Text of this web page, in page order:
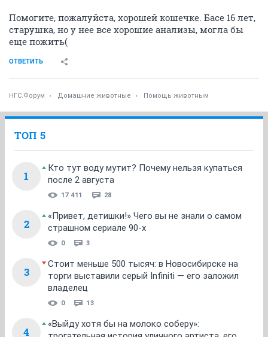
Помогите, пожалуйста, хорошей кошечке. Басе 16 лет,
старушка, но у нее все хорошие анализы, могла бы
еще пожить(
ОТВЕТИТЬ
НГС.Форум Домашние животные Помощь животным
ТОП 5
1
Кто тут воду мутит? Почему нельзя купаться
после 2 августа
17 411 28
2
«Привет, детишки!» Чего вы не знали о самом
страшном сериале 90-х
0 3
3
Стоит меньше 500 тысяч: в Новосибирске на
торги выставили серый Infiniti — его заложил
владелец
0 13
4
«Выйду хотя бы на молоко соберу»: